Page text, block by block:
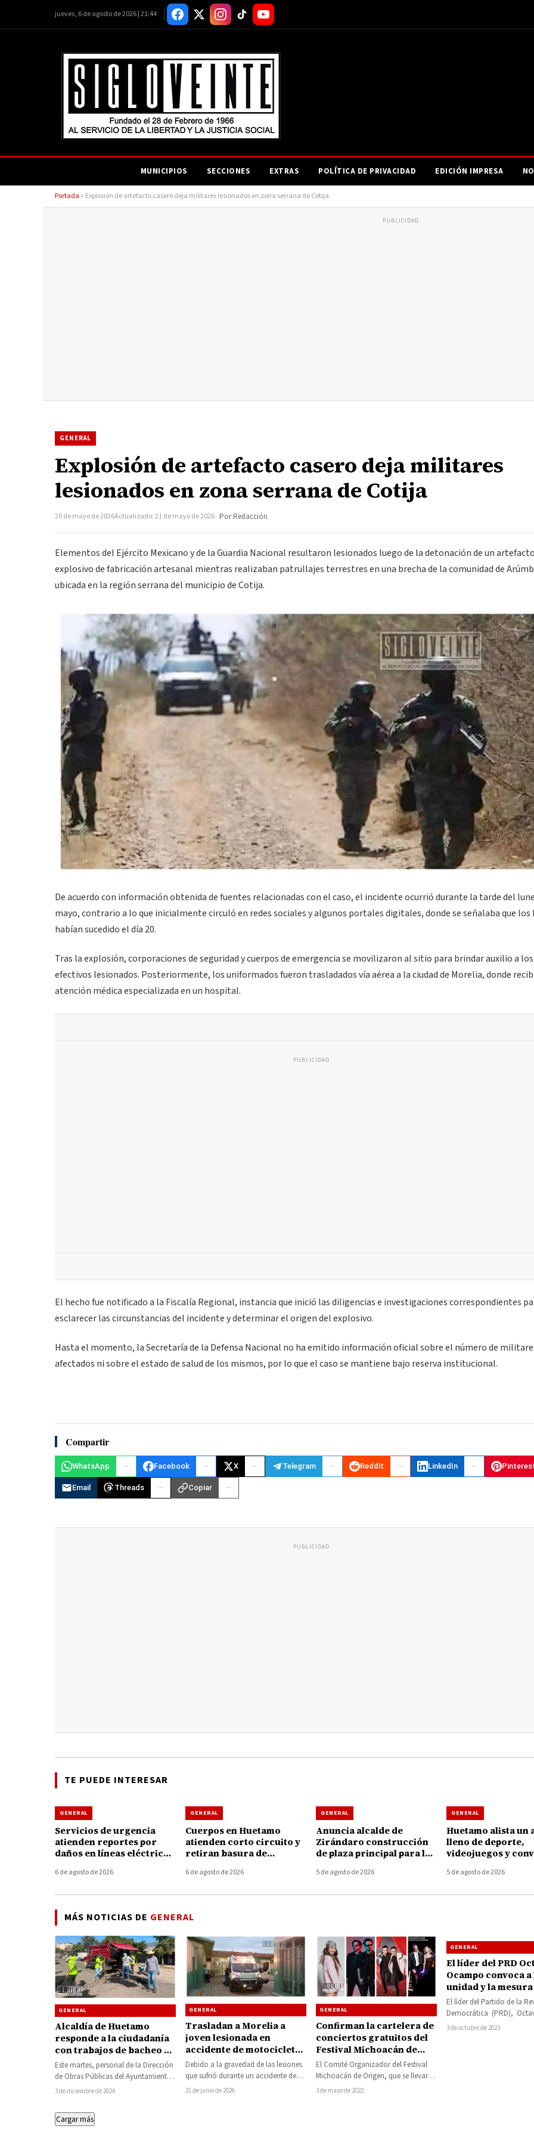
jueves, 6 de agosto de 2026 | 21:44
MUNICIPIOS SECCIONES EXTRAS POLÍTICA DE PRIVACIDAD EDICIÓN IMPRESA
Portada » Explosión de artefacto casero deja militares lesionados en zona serrana de Cotija
PUBLICIDAD
GENERAL
Explosión de artefacto casero deja militares
lesionados en zona serrana de Cotija
20 de mayo de 2026Actualizado: 21 de mayo de 2026 Por Redacción
Elementos del Ejército Mexicano y de la Guardia Nacional resultaron lesionados luego de la detonación de un
explosivo de fabricación artesanal mientras realizaban patrullajes terrestres en una brecha de la comunidad de
ubicada en la región serrana del municipio de Cotija.
De acuerdo con información obtenida de fuentes relacionadas con el caso, el incidente ocurrió durante la tarde del
mayo, contrario a lo que inicialmente circuló en redes sociales y algunos portales digitales, donde se señalaba que los
habían sucedido el día 20.
Tras la explosión, corporaciones de seguridad y cuerpos de emergencia se movilizaron al sitio para brindar auxilio a los
efectivos lesionados. Posteriormente, los uniformados fueron trasladados vía aérea a la ciudad de Morelia, donde
atención médica especializada en un hospital.
PUBLICIDAD
El hecho fue notificado a la Fiscalía Regional, instancia que inició las diligencias e investigaciones correspondientes
esclarecer las circunstancias del incidente y determinar el origen del explosivo.
Hasta el momento, la Secretaría de la Defensa Nacional no ha emitido información oficial sobre el número de
afectados ni sobre el estado de salud de los mismos, por lo que el caso se mantiene bajo reserva institucional.
Compartir
WhatsApp Facebook X Telegram Reddit LinkedIn
Email Threads Copiar
PUBLICIDAD
TE PUEDE INTERESAR
GENERAL
Servicios de urgencia
atienden reportes por
daños en líneas eléctricas
Huetamo
6 de agosto de 2026
GENERAL
Cuerpos en Huetamo
atienden corto circuito y
retiran basura de
tormenta de ayer
6 de agosto de 2026
GENERAL
Anuncia alcalde de
Zirándaro construcción
de plaza principal para la
5 de agosto de 2026
GENERAL
Huetamo alista un
lleno de deporte,
videojuegos y
5 de agosto de 2026
MÁS NOTICIAS DE GENERAL
GENERAL
Alcaldía de Huetamo
responde a la ciudadanía
con trabajos de bacheo en
calles y avenidas
Este martes, personal de la Dirección
de Obras Públicas del Ayuntamiento
de Huetamo, en coordinación con
3 de diciembre de 2024
GENERAL
Trasladan a Morelia a
joven lesionada en
accidente de motocicleta
ocurrido en Huetamo
Debido a la gravedad de las lesiones
que sufrió durante un accidente de
motocicleta registrado en las
21 de junio de 2026
GENERAL
Confirman la cartelera de
conciertos gratuitos del
Festival Michoacán de
Origen
El Comité Organizador del Festival
Michoacán de Origen, que se llevará
a cabo del 5 al 21 de…
3 de mayo de 2022
GENERAL
El líder del PRD
Ocampo convoca a
unidad y la
perredismo de
El líder del Partido de la
Democrática (PRD),
Ocampo, convocó a la
3 de octubre de 2023
Cargar más